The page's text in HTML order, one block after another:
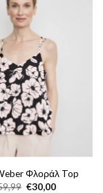
Φλοράλ Top
Original
€30,00Η